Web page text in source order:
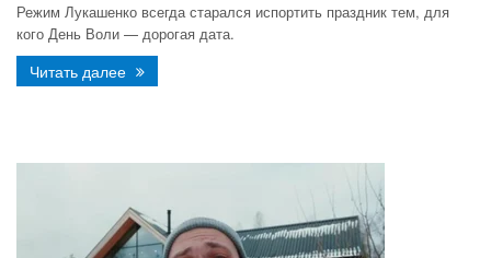
Режим Лукашенко всегда старался испортить праздник тем, для
кого День Воли — дорогая дата.
Читать далее